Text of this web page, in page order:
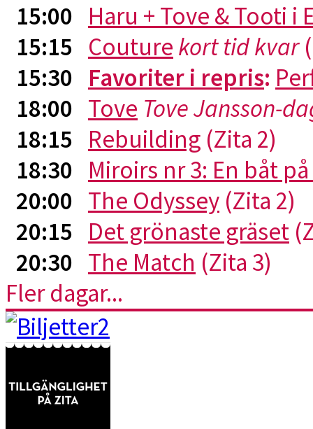
15:00 Haru + Tove & Tooti i
15:15 Couture kort tid kvar
15:30 Favoriter i repris:
18:00 Tove Tove Jansson-
18:15 Rebuilding (Zita 2)
18:30 Miroirs nr 3: En båt
20:00 The Odyssey (Zita 2)
20:15 Det grönaste gräset
20:30 The Match (Zita 3)
Fler dagar...